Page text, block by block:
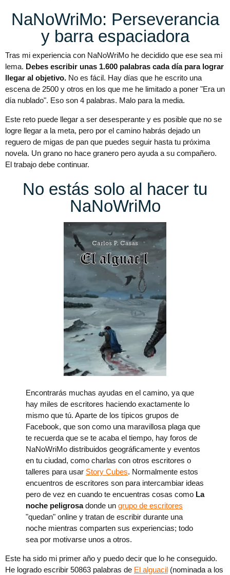
NaNoWriMo: Perseverancia
y barra espaciadora
Tras mi experiencia con NaNoWriMo he decidido que ese sea mi
lema. Debes escribir unas 1.600 palabras cada día para lograr
llegar al objetivo. No es fácil. Hay días que he escrito una
escena de 2500 y otros en los que me he limitado a poner "Era un
día nublado". Eso son 4 palabras. Malo para la media.
Este reto puede llegar a ser desesperante y es posible que no se
logre llegar a la meta, pero por el camino habrás dejado un
reguero de migas de pan que puedes seguir hasta tu próxima
novela. Un grano no hace granero pero ayuda a su compañero.
El trabajo debe continuar.
No estás solo al hacer tu
NaNoWriMo
Encontrarás muchas ayudas en el camino, ya que
hay miles de escritores haciendo exactamente lo
mismo que tú. Aparte de los típicos grupos de
Facebook, que son como una maravillosa plaga que
te recuerda que se te acaba el tiempo, hay foros de
NaNoWriMo distribuidos geográficamente y eventos
en tu ciudad, como charlas con otros escritores o
talleres para usar Story Cubes. Normalmente estos
encuentros de escritores son para intercambiar ideas
pero de vez en cuando te encuentras cosas como La
noche peligrosadonde un grupo de escritores
"quedan" online y tratan de escribir durante una
noche mientras comparten sus experiencias; todo
sea por motivarse unos a otros.
Este ha sido mi primer año y puedo decir que lo he conseguido.
He logrado escribir 50863 palabras de El alguacil (nominada a los